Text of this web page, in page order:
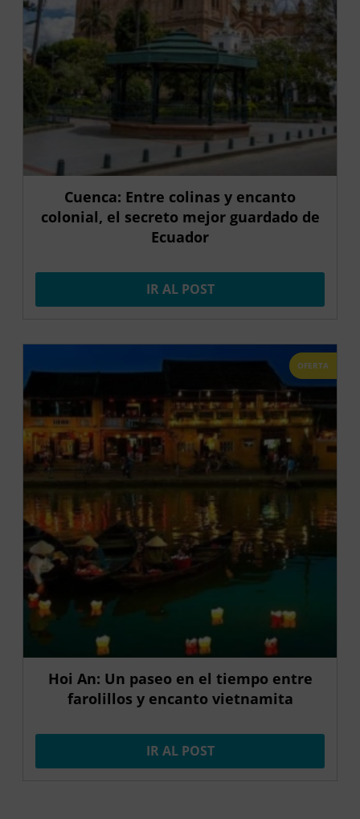
Cuenca: Entre colinas y encanto
colonial, el secreto mejor guardado de
Ecuador
IR AL POST
OFERTA
Hoi An: Un paseo en el tiempo entre
farolillos y encanto vietnamita
IR AL POST